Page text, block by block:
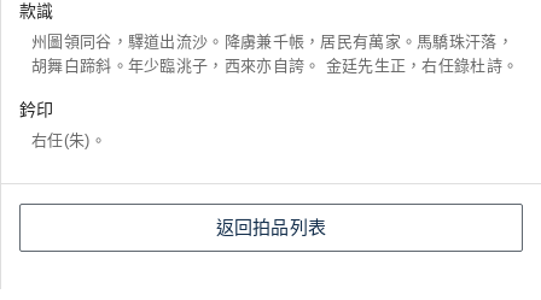
款識
州圖領同谷，驛道出流沙。降虜兼千帳，居民有萬家。馬驕珠汗落，
胡舞白蹄斜。年少臨洮子，西來亦自誇。 金廷先生正，右任錄杜詩。
鈐印
右任(朱)。
返回拍品列表